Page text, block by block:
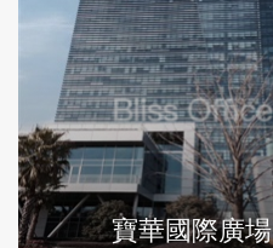
寶華國際廣場